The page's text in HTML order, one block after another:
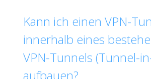
Kann ich einen VPN-
innerhalb eines
VPN-Tunnels (Tunnel-
aufbauen?